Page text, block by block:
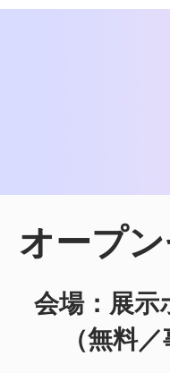
オープ
会場：展示
（無料